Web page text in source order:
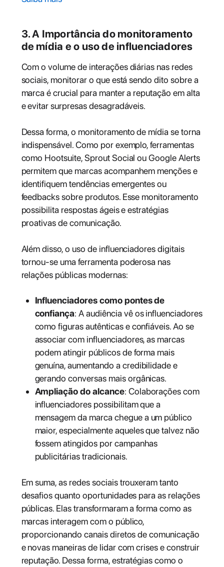
3. A Importância do monitoramento
de mídia e o uso de influenciadores
Com o volume de interações diárias nas redes
sociais, monitorar o que está sendo dito sobre a
marca é crucial para manter a reputação em alta
e evitar surpresas desagradáveis.
Dessa forma, o monitoramento de mídia se torna
indispensável. Como por exemplo, ferramentas
como Hootsuite, Sprout Social ou Google Alerts
permitem que marcas acompanhem menções e
identifiquem tendências emergentes ou
feedbacks sobre produtos. Esse monitoramento
possibilita respostas ágeis e estratégias
proativas de comunicação.
Além disso, o uso de influenciadores digitais
tornou-se uma ferramenta poderosa nas
relações públicas modernas:
Influenciadores como pontes de
confiança: A audiência vê os influenciadores
como figuras autênticas e confiáveis. Ao se
associar com influenciadores, as marcas
podem atingir públicos de forma mais
genuína, aumentando a credibilidade e
gerando conversas mais orgânicas.
Ampliação do alcance: Colaborações com
influenciadores possibilitam que a
mensagem da marca chegue a um público
maior, especialmente aqueles que talvez não
fossem atingidos por campanhas
publicitárias tradicionais.
Em suma, as redes sociais trouxeram tanto
desafios quanto oportunidades para as relações
públicas. Elas transformaram a forma como as
marcas interagem com o público,
proporcionando canais diretos de comunicação
e novas maneiras de lidar com crises e construir
reputação. Dessa forma, estratégias como o